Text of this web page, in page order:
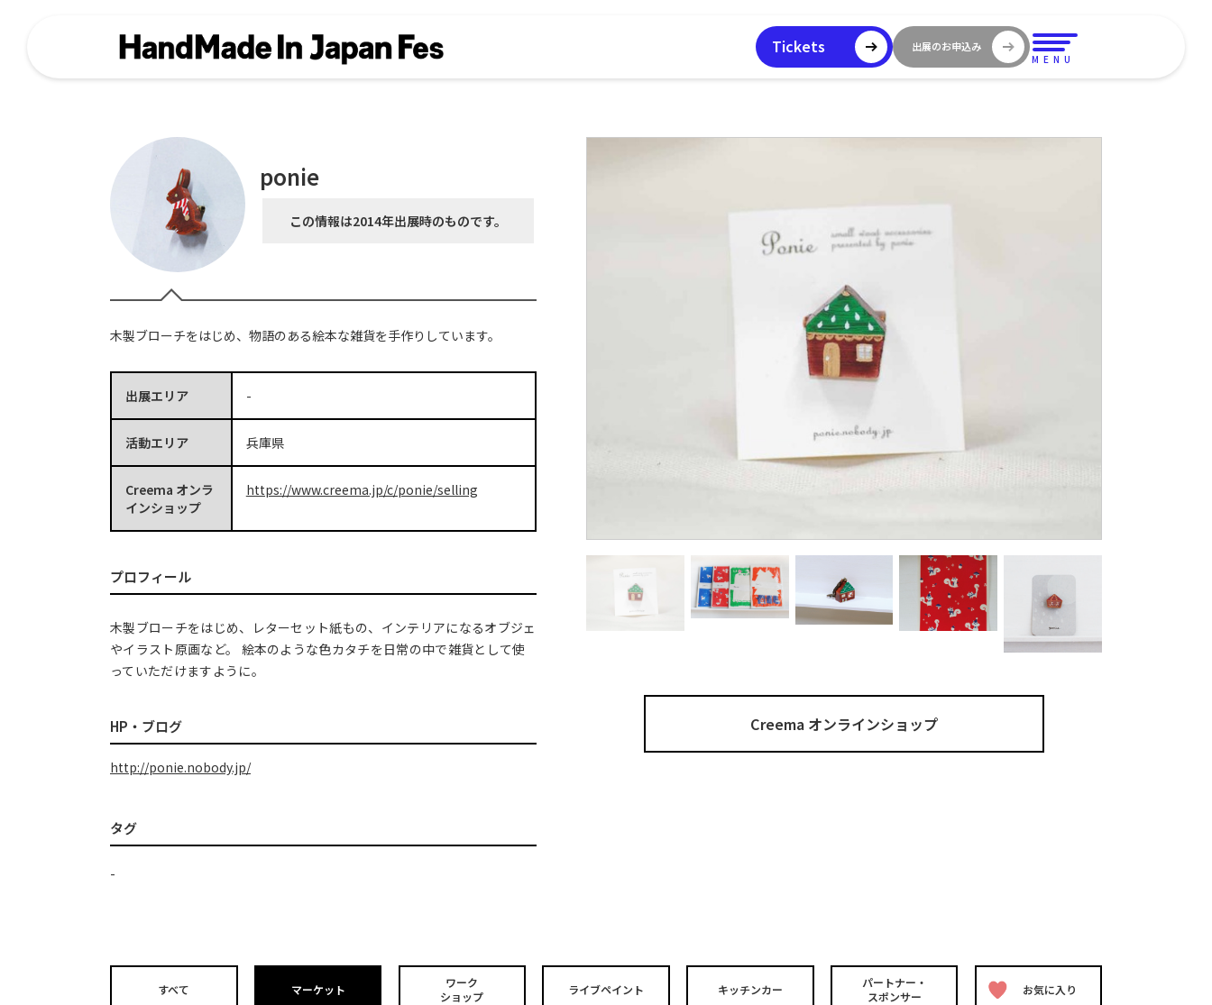
Tickets 出展のお申込み
MENU
ponie
この情報は2014年出展時のものです。
木製ブローチをはじめ、物語のある絵本な雑貨を手作りしています。
出展エリア -
活動エリア 兵庫県
Creema オンラ
インショップ
https://www.creema.jp/c/ponie/selling
プロフィール
木製ブローチをはじめ、レターセット紙もの、インテリアになるオブジェ
やイラスト原画など。 絵本のような色カタチを日常の中で雑貨として使
っていただけますように。
HP・ブログ
http://ponie.nobody.jp/
タグ
-
Creema オンラインショップ
すべて マーケット
ワーク
ショップ
ライブペイント キッチンカー
パートナー・
スポンサー
お気に入り